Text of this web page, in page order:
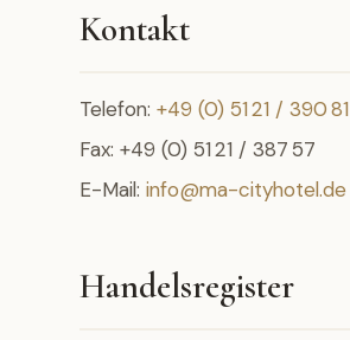
Kontakt
Telefon: +49 (0) 51 21 / 390 81
Fax: +49 (0) 51 21 / 387 57
E-Mail: info@ma-cityhotel.de
Handelsregister